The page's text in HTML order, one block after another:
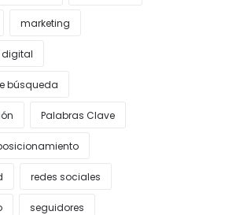
marketing
búsqueda
Palabras Clave
redes sociales
seguidores